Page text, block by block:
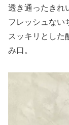
隣町である福
うきは市は別
ーツが栽培さ
うきはの葡萄
しっかり冷や
一層引き立て
是非、行楽シ
作り手さんから
KELOS 7、10
透き通ったきれ
フレッシュない
スッキリとした
み口。